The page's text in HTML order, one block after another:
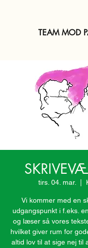
TEAM MOD
tirs. 04. mar.
Vi kommer med en
udgangspunkt i f.eks.
og læser så vores
hvilket giver rum for
altid lov til at sige nej til